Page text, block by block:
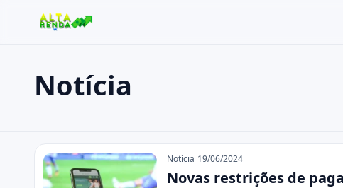
Buscar no site
Pressione Enter para buscar ou ESC para fechar.
Notícia
Notícia Notícia 19/06/2024
Novas restrições de